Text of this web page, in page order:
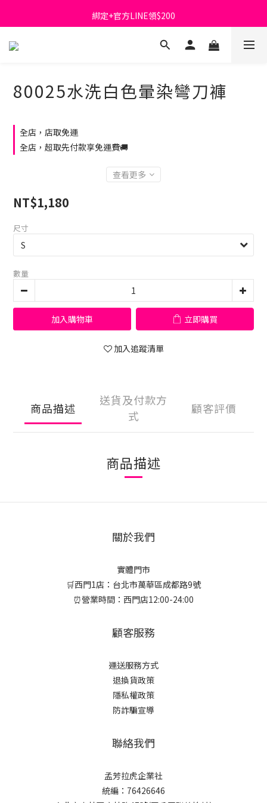
首購免運費🚚
綁定+官方LINE領$200
出清特價_買一送一
80025水洗白色暈染彎刀褲
全店，店取免運
全店，超取先付款享免運費🚚
查看更多
NT$1,180
尺寸
數量
加入購物車 立即購買
加入追蹤清單
商品描述
送貨及付款方
式
顧客評價
商品描述
關於我們
實體門市
🛒西門1店：台北市萬華區成都路9號
⏰營業時間：西門店12:00-24:00
顧客服務
運送服務方式
退換貨政策
隱私權政策
防詐騙宣導
聯絡我們
孟芳拉虎企業社
統編：76426646